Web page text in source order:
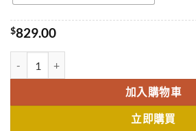
$829.00
加入購物車
立即購買